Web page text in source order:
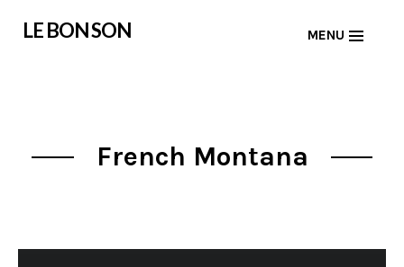
LE BON SON MENU
French Montana